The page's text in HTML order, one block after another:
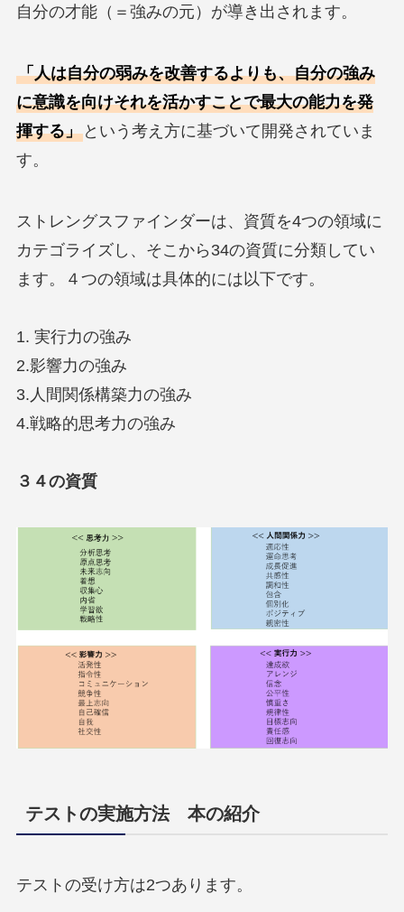
自分の才能（＝強みの元）が導き出されます。
「人は自分の弱みを改善するよりも、自分の強み
に意識を向けそれを活かすことで最大の能力を発
揮する」という考え方に基づいて開発されていま
す。
ストレングスファインダーは、資質を4つの領域に
カテゴライズし、そこから34の資質に分類してい
ます。４つの領域は具体的には以下です。
1. 実行力の強み
2.影響力の強み
3.人間関係構築力の強み
4.戦略的思考力の強み
３４の資質
テストの実施方法 本の紹介
テストの受け方は2つあります。